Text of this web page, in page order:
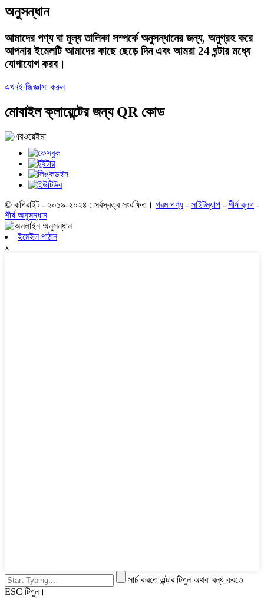
অনুসন্ধান
আমাদের পণ্য বা মূল্য তালিকা সম্পর্কে অনুসন্ধানের জন্য, অনুগ্রহ করে
আপনার ইমেলটি আমাদের কাছে ছেড়ে দিন এবং আমরা 24 ঘন্টার মধ্যে
যোগাযোগ করব।
এখনই জিজ্ঞাসা করুন
মোবাইল ক্লায়েন্টের জন্য QR কোড
© কপিরাইট - ২০১৯-২০২৪ : সর্বস্বত্ব সংরক্ষিত। গরম পণ্য - সাইটম্যাপ - শীর্ষ ব্লগ -
শীর্ষ অনুসন্ধান
ইমেইল পাঠান
x
সার্চ করতে এন্টার টিপুন অথবা বন্ধ করতে
ESC টিপুন।